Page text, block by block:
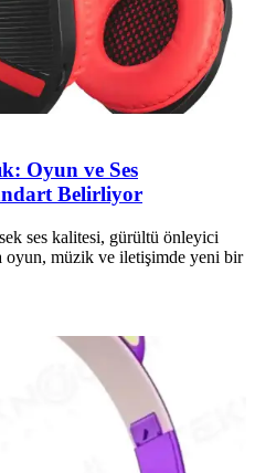
Oyun ve Ses
Belirliyor
ses kalitesi, gürültü önleyici
oyun, müzik ve iletişimde yeni bir